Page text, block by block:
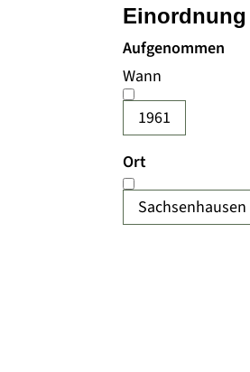
Aufgenommen
Wann
1961
Ort
Einordnung